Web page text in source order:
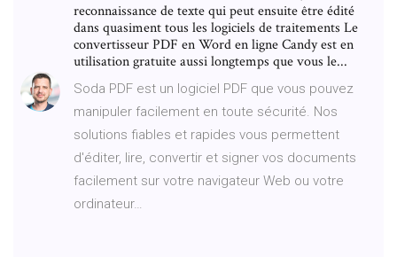
reconnaissance de texte qui peut ensuite être édité
dans quasiment tous les logiciels de traitements Le
convertisseur PDF en Word en ligne Candy est en
utilisation gratuite aussi longtemps que vous le...
Soda PDF est un logiciel PDF que vous pouvez
manipuler facilement en toute sécurité. Nos
solutions fiables et rapides vous permettent
d'éditer, lire, convertir et signer vos documents
facilement sur votre navigateur Web ou votre
ordinateur…